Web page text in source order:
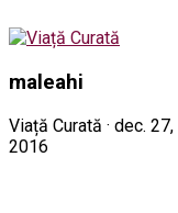
maleahi
Viață Curată · dec. 27,
2016